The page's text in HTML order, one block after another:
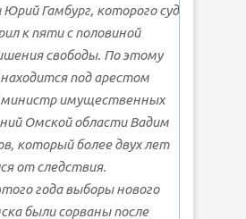
Юрий Гамбург, которого суд
к пяти с половиной
свободы. По этому
под арестом
имущественных
Омской области Вадим
который более двух лет
от следствия.
года выборы нового
были сорваны после